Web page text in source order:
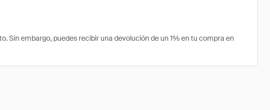
Sin embargo, puedes recibir una devolución de un 1% en tu compra en